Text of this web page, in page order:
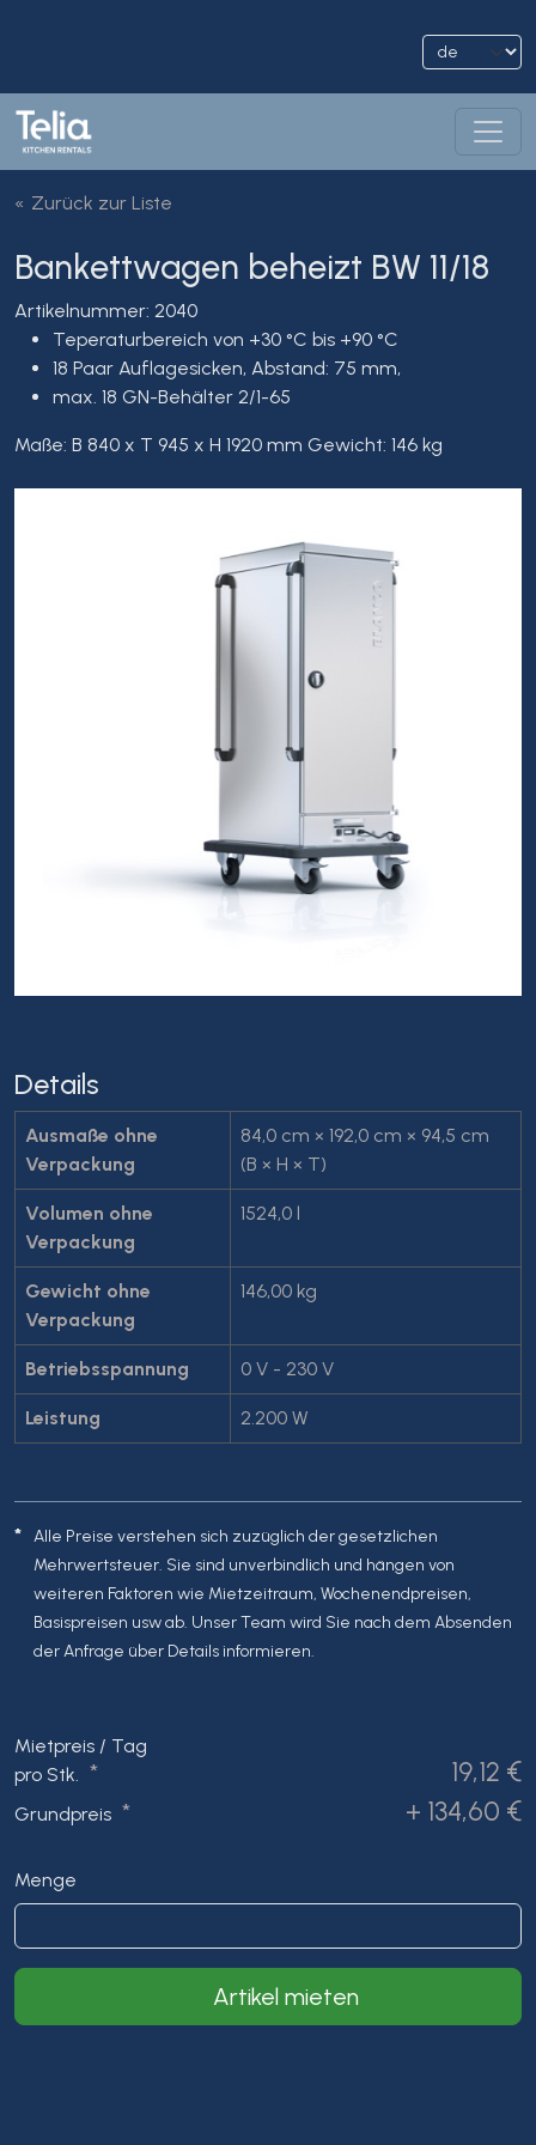
Zurück zur Liste
Bankettwagen beheizt BW 11/18
Artikelnummer: 2040
Teperaturbereich von +30 °C bis +90 °C
18 Paar Auflagesicken, Abstand: 75 mm,
max. 18 GN-Behälter 2/1-65
Maße: B 840 x T 945 x H 1920 mm Gewicht: 146 kg
Details
Ausmaße ohne
Verpackung
84,0 cm × 192,0 cm × 94,5 cm
(B × H × T)
Volumen ohne
Verpackung
1524,0 l
Gewicht ohne
Verpackung
146,00 kg
Betriebsspannung 0 V - 230 V
Leistung 2.200 W
* Alle Preise verstehen sich zuzüglich der gesetzlichen
Mehrwertsteuer. Sie sind unverbindlich und hängen von
weiteren Faktoren wie Mietzeitraum, Wochenendpreisen,
Basispreisen usw ab. Unser Team wird Sie nach dem Absenden
der Anfrage über Details informieren.
Mietpreis / Tag
pro Stk. * 19,12 €
Grundpreis * + 134,60 €
Menge
Artikel mieten